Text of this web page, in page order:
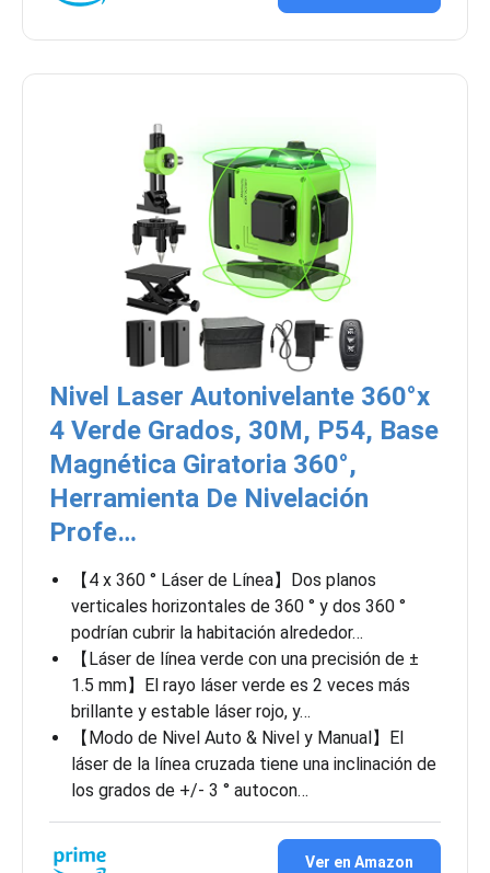
Nivel Laser Autonivelante 360°x
4 Verde Grados, 30M, P54, Base
Magnética Giratoria 360°,
Herramienta De Nivelación
Profe…
【4 x 360 ° Láser de Línea】Dos planos
verticales horizontales de 360 ° y dos 360 °
podrían cubrir la habitación alrededor…
【Láser de línea verde con una precisión de ±
1.5 mm】El rayo láser verde es 2 veces más
brillante y estable láser rojo, y…
【Modo de Nivel Auto & Nivel y Manual】El
láser de la línea cruzada tiene una inclinación de
los grados de +/- 3 ° autocon…
Ver en Amazon